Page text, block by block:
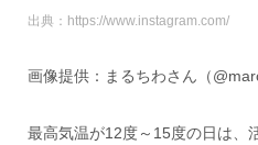
出典：https://www.instagram.com/
画像提供：まるちわさん（
最高気温が12度～15度の日は、